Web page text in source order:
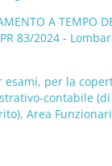
A TEMPO
83/2024 -
esami, per la
contabile
Area